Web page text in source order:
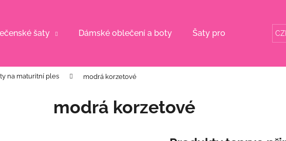
šaty Dámské oblečení a boty Šaty pro svatební
na maturitní ples modrá korzetové
modrá korzetové